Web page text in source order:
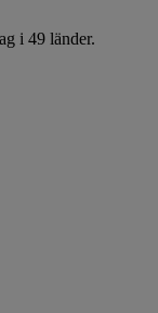
i 49 länder.